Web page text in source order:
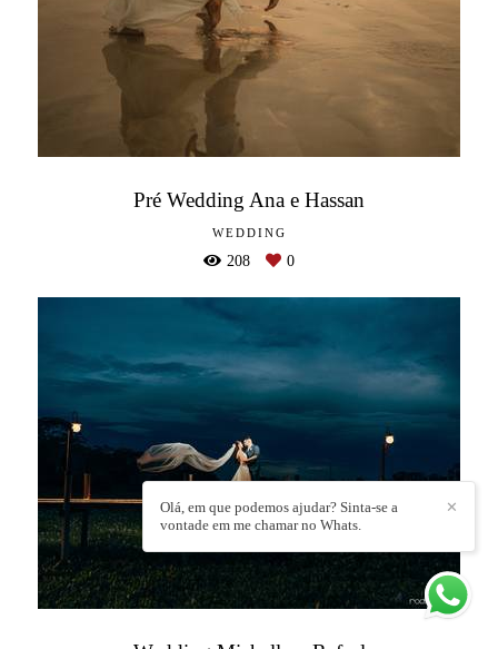
Pré Wedding Ana e Hassan
WEDDING
208 0
✕
Olá, em que podemos ajudar? Sinta-se a
vontade em me chamar no Whats.